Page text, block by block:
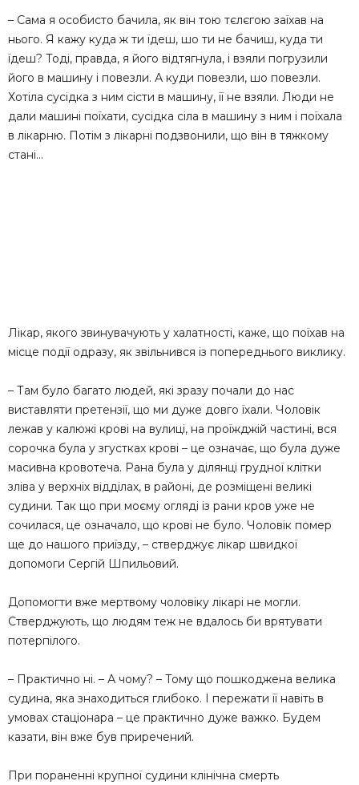
– Сама я особисто бачила, як він тою тєлєгою заїхав на
нього. Я кажу куда ж ти їдеш, шо ти не бачиш, куда ти
їдеш? Тоді, правда, я його відтягнула, і взяли погрузили
його в машину і повезли. А куди повезли, шо повезли.
Хотіла сусідка з ним сісти в машину, її не взяли. Люди не
дали машині поїхати, сусідка сіла в машину з ним і поїхала
в лікарню. Потім з лікарні подзвонили, що він в тяжкому
стані…
Лікар, якого звинувачують у халатності, каже, що поїхав на
місце події одразу, як звільнився із попереднього виклику.
– Там було багато людей, які зразу почали до нас
виставляти претензії, що ми дуже довго їхали. Чоловік
лежав у калюжі крові на вулиці, на проїжджій частині, вся
сорочка була у згустках крові – це означає, що була дуже
масивна кровотеча. Рана була у ділянці грудної клітки
зліва у верхніх відділах, в районі, де розміщені великі
судини. Так що при моєму огляді із рани кров уже не
сочилася, це означало, що крові не було. Чоловік помер
ще до нашого приїзду, – стверджує лікар швидкої
допомоги Сергій Шпильовий.
Допомогти вже мертвому чоловіку лікарі не могли.
Стверджують, що людям теж не вдалось би врятувати
потерпілого.
– Практично ні. – А чому? – Тому що пошкоджена велика
судина, яка знаходиться глибоко. І пережати її навіть в
умовах стаціонара – це практично дуже важко. Будем
казати, він вже був приречений.
При пораненні крупної судини клінічна смерть